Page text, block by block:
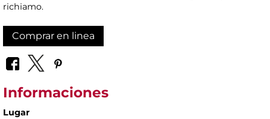
richiamo.
Comprar en linea
Informaciones
Lugar